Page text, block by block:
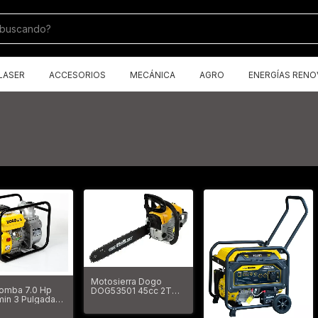
ACCESORIOS MECÁNICA AGRO ENERGÍAS
7.0 Hp
3 Pulgada
Motosierra Dogo
DOG53501 45cc 2T